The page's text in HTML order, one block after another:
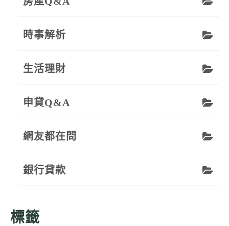
時事解析
生活理財
申貸Q&A
網友都在問
銀行貸款
標籤